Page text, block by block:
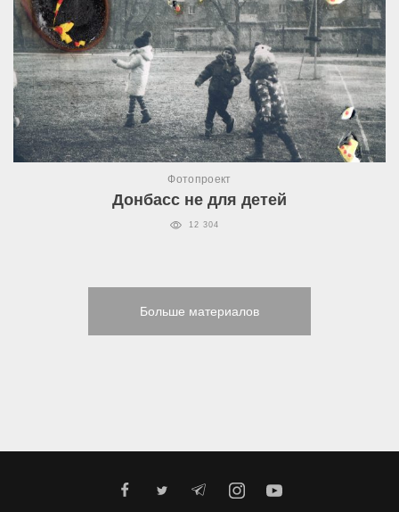
Фотопроект
Донбасс не для детей
12 304
Больше материалов